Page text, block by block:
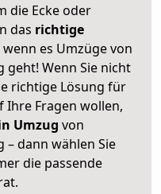
die Ecke oder
das richtige
es Umzüge von
geht! Wenn Sie nicht
richtige Lösung für
Ihre Fragen wollen,
Umzug von
– dann wählen Sie
die passende